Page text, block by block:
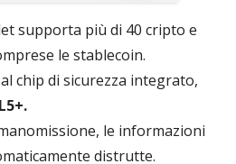
supporta più di 40 cripto e
le stablecoin.
chip di sicurezza integrato,
le informazioni
distrutte.